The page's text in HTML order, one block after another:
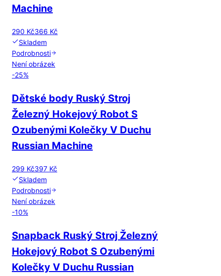
Machine
290 Kč366 Kč
Skladem
Podrobnosti
Není obrázek
-25%
Dětské body Ruský Stroj
Železný Hokejový Robot S
Ozubenými Kolečky V Duchu
Russian Machine
299 Kč397 Kč
Skladem
Podrobnosti
Není obrázek
-10%
Snapback Ruský Stroj Železný
Hokejový Robot S Ozubenými
Kolečky V Duchu Russian